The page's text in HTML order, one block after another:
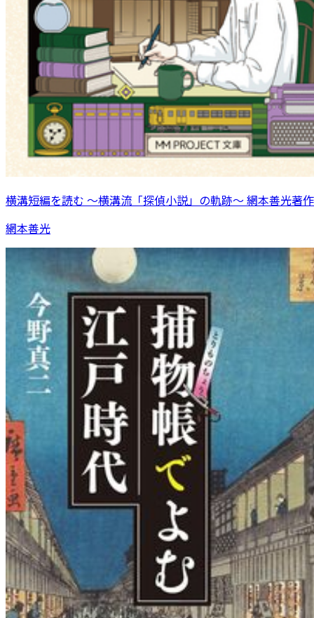
横溝短編を読む 〜横溝流「探偵小説」の軌跡〜 網本善光著
網本善光